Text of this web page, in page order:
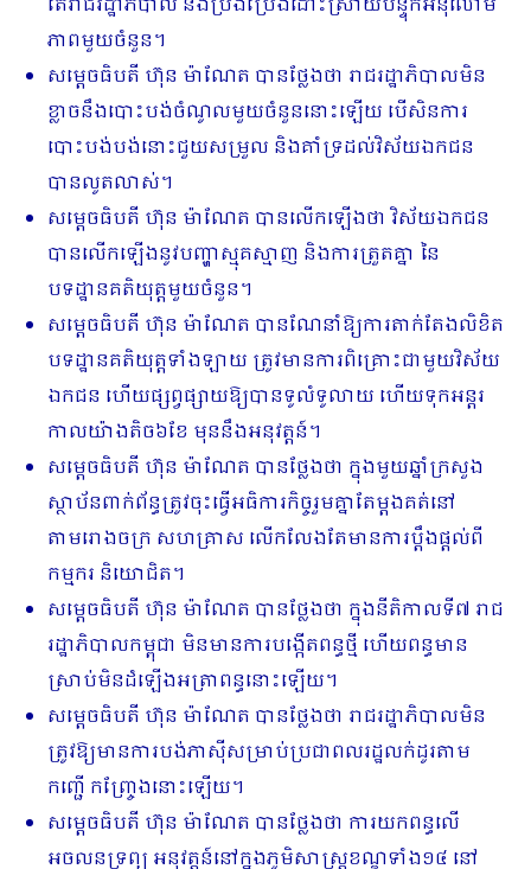
ភាពមួយចំនួន។
សម្តេចធិបតី ហ៊ុន ម៉ាណែត បានថ្លែងថា រាជរដ្ឋាភិបាលមិន
ខ្លាចនឹងបោះបង់ចំណូលមួយចំនួននោះឡើយ បើសិនការ
បោះបង់បង់នោះជួយសម្រួល និងគាំទ្រដល់វិស័យឯកជន
បានលូតលាស់។
សម្តេចធិបតី ហ៊ុន ម៉ាណែត បានលើកឡើងថា វិស័យឯកជន
បានលើកឡើងនូវបញ្ហាស្មុគស្មាញ និងការត្រួតគ្នា នៃ
បទដ្ឋានគតិយុត្តមួយចំនួន។
សម្តេចធិបតី ហ៊ុន ម៉ាណែត បានណែនាំឱ្យការតាក់តែងលិខិត
បទដ្ឋានគតិយុត្តទាំងឡាយ ត្រូវមានការពិគ្រោះជាមួយវិស័យ
ឯកជន ហើយផ្សព្វផ្សាយឱ្យបានទូលំទូលាយ ហើយទុកអន្តរ
កាលយ៉ាងតិច៦ខែ មុននឹងអនុវត្តន៍។
សម្តេចធិបតី ហ៊ុន ម៉ាណែត បានថ្លែងថា ក្នុងមួយឆ្នាំក្រសួង
ស្ថាប័នពាក់ព័ន្ធត្រូវចុះធ្វើអធិការកិច្ចរួមគ្នាតែម្តងគត់នៅ
តាមរោងចក្រ សហគ្រាស លើកលែងតែមានការប្តឹងផ្តល់ពី
កម្មករ និយោជិត។
សម្តេចធិបតី ហ៊ុន ម៉ាណែត បានថ្លែងថា ក្នុងនីតិកាលទី៧ រាជ
រដ្ឋាភិបាលកម្ពុជា មិនមានការបង្កើតពន្ធថ្មី ហើយពន្ធមាន
ស្រាប់មិនដំឡើងអត្រាពន្ធនោះឡើយ។
សម្តេចធិបតី ហ៊ុន ម៉ាណែត បានថ្លែងថា រាជរដ្ឋាភិបាលមិន
ត្រូវឱ្យមានការបង់ភាស៊ីសម្រាប់ប្រជាពលរដ្ឋលក់ដូរតាម
កញ្ជើ កញ្ច្រែងនោះឡើយ។
សម្តេចធិបតី ហ៊ុន ម៉ាណែត បានថ្លែងថា ការយកពន្ធលើ
អចលនទ្រព្យ អនុវត្តន៍នៅក្នុងភូមិសាស្ត្រខណ្ឌទាំង១៤ នៅ